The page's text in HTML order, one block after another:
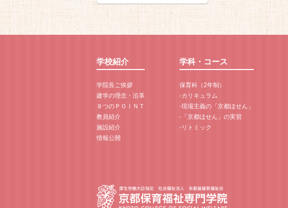
学校紹介
学院長ご挨拶
建学の理念・沿革
８つのＰＯＩＮＴ
教員紹介
施設紹介
情報公開
学科・コース
保育科（2年制）
-カリキュラム
-現場主義の「京都ほせん」
-「京都ほせん」の実習
-リトミック